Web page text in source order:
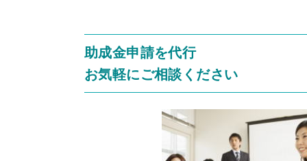
助成金申請を代行
お気軽にご相談ください